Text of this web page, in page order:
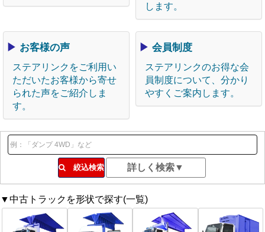
します。
▶ お客様の声
ステアリンクをご利用い
ただいたお客様から寄せ
られた声をご紹介しま
す。
▶ 会員制度
ステアリンクのお得な会
員制度について、分かり
やすくご案内します。
絞込検索
▼中古トラックを形状で探す(一覧)